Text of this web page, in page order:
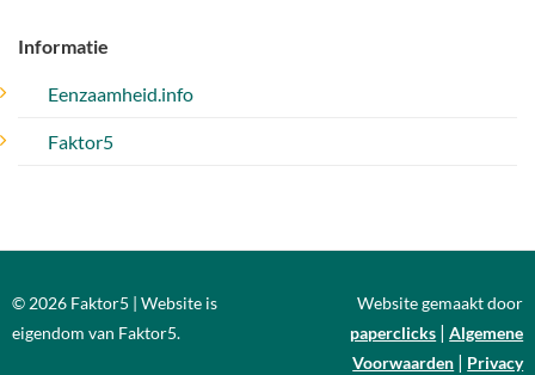
Informatie
Eenzaamheid.info
Faktor5
© 2026 Faktor5 | Website is
eigendom van Faktor5.
Website gemaakt door
paperclicks |Algemene
Voorwaarden | Privacy